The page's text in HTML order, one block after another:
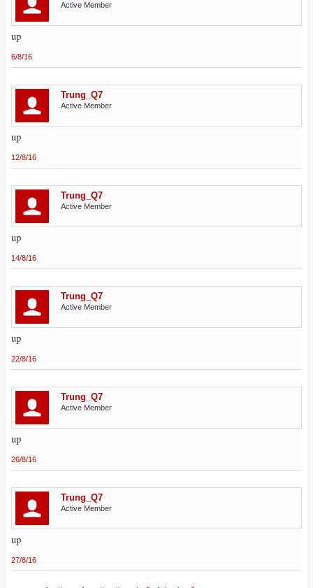
Active Member
up
6/8/16
Trung_Q7
Active Member
up
12/8/16
Trung_Q7
Active Member
up
14/8/16
Trung_Q7
Active Member
up
22/8/16
Trung_Q7
Active Member
up
26/8/16
Trung_Q7
Active Member
up
27/8/16